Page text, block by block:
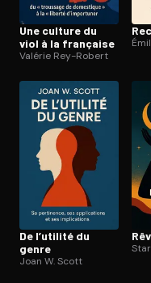
Une culture du
viol à la française
Valérie Rey-Robert
De l’utilité du
genre
Joan W. Scott